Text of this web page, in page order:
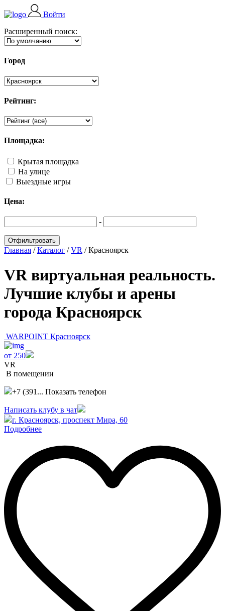
Войти
Расширенный поиск:
Город
Рейтинг:
Площадка:
Крытая площадка
На улице
Выездные игры
Цена:
-
Главная /Каталог /VR /Красноярск
VR виртуальная реальность.
Лучшие клубы и арены
города Красноярск
WARPOINT Красноярск
от 250
VR
В помещении
+7 (391... Показать телефон
Написать клубу в чат
г. Красноярск, проспект Мира, 60
Подробнее